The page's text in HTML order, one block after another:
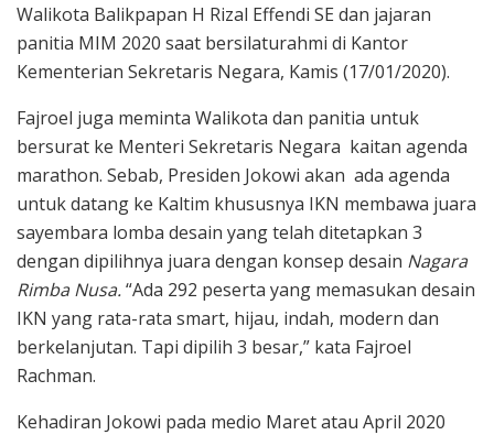
Walikota Balikpapan H Rizal Effendi SE dan jajaran
panitia MIM 2020 saat bersilaturahmi di Kantor
Kementerian Sekretaris Negara, Kamis (17/01/2020).
Fajroel juga meminta Walikota dan panitia untuk
bersurat ke Menteri Sekretaris Negara kaitan agenda
marathon. Sebab, Presiden Jokowi akan ada agenda
untuk datang ke Kaltim khususnya IKN membawa juara
sayembara lomba desain yang telah ditetapkan 3
dengan dipilihnya juara dengan konsep desain Nagara
Rimba Nusa.“Ada 292 peserta yang memasukan desain
IKN yang rata-rata smart, hijau, indah, modern dan
berkelanjutan. Tapi dipilih 3 besar,” kata Fajroel
Rachman.
Kehadiran Jokowi pada medio Maret atau April 2020